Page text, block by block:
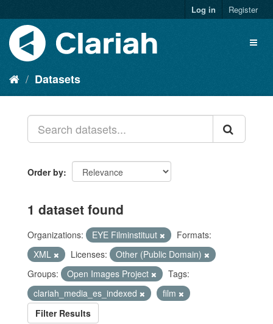
Log in Register
Datasets
Order by
1 dataset found
Organizations: EYE Filminstituut
Formats:
XML
Licenses:
Other (Public Domain)
Groups:
Open Images Project
Tags:
clariah_media_es_indexed
film
Filter Results